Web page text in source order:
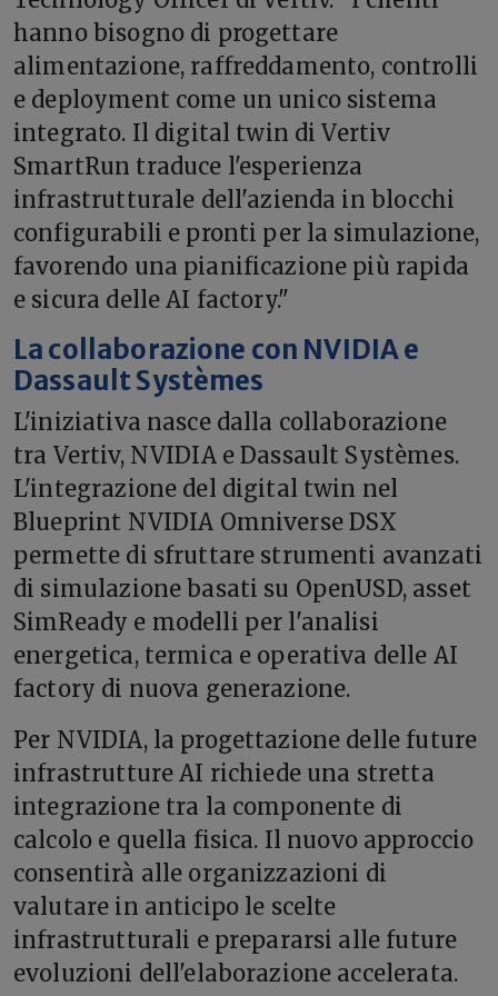
hanno bisogno di progettare
alimentazione, raffreddamento, controlli
e deployment come un unico sistema
integrato. Il digital twin di Vertiv
SmartRun traduce l'esperienza
infrastrutturale dell'azienda in blocchi
configurabili e pronti per la simulazione,
favorendo una pianificazione più rapida
e sicura delle AI factory."
La collaborazione con NVIDIA e
Dassault Systèmes
L'iniziativa nasce dalla collaborazione
tra Vertiv, NVIDIA e Dassault Systèmes.
L'integrazione del digital twin nel
Blueprint NVIDIA Omniverse DSX
permette di sfruttare strumenti avanzati
di simulazione basati su OpenUSD, asset
SimReady e modelli per l'analisi
energetica, termica e operativa delle AI
factory di nuova generazione.
Per NVIDIA, la progettazione delle future
infrastrutture AI richiede una stretta
integrazione tra la componente di
calcolo e quella fisica. Il nuovo approccio
consentirà alle organizzazioni di
valutare in anticipo le scelte
infrastrutturali e prepararsi alle future
evoluzioni dell'elaborazione accelerata.